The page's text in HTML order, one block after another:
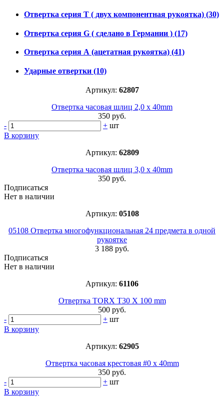
Отвертка серия Т ( двух компонентная рукоятка) (30)
Отвертка серия G ( сделано в Германии ) (17)
Отвертка серия А (ацетатная рукоятка) (41)
Ударные отвертки (10)
Артикул: 62807
Отвертка часовая шлиц 2,0 x 40mm
350 руб.
-
+ шт
В корзину
Артикул: 62809
Отвертка часовая шлиц 3,0 x 40mm
350 руб.
Подписаться
Нет в наличии
Артикул: 05108
05108 Отвертка многофункциональная 24 предмета в одной
рукоятке
3 188 руб.
Подписаться
Нет в наличии
Артикул: 61106
Отвертка TORX T30 X 100 mm
500 руб.
-
+ шт
В корзину
Артикул: 62905
Отвертка часовая крестовая #0 x 40mm
350 руб.
-
+ шт
В корзину